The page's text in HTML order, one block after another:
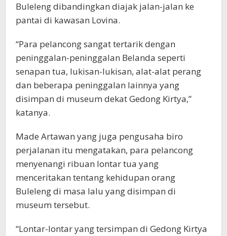
Buleleng dibandingkan diajak jalan-jalan ke
pantai di kawasan Lovina.
“Para pelancong sangat tertarik dengan
peninggalan-peninggalan Belanda seperti
senapan tua, lukisan-lukisan, alat-alat perang
dan beberapa peninggalan lainnya yang
disimpan di museum dekat Gedong Kirtya,”
katanya.
Made Artawan yang juga pengusaha biro
perjalanan itu mengatakan, para pelancong
menyenangi ribuan lontar tua yang
menceritakan tentang kehidupan orang
Buleleng di masa lalu yang disimpan di
museum tersebut.
“Lontar-lontar yang tersimpan di Gedong Kirtya